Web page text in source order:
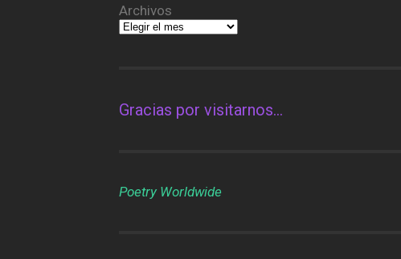
Archivos
Gracias por visitarnos…
Poetry Worldwide